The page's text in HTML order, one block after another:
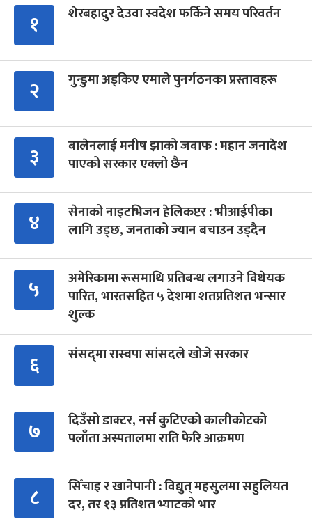
१ शेरबहादुर देउवा स्वदेश फर्किने समय परिवर्तन
२ गुन्डुमा अड्किए एमाले पुनर्गठनका प्रस्तावहरू
३
बालेनलाई मनीष झाको जवाफ : महान जनादेश
पाएको सरकार एक्लो छैन
४
सेनाको नाइटभिजन हेलिकप्टर : भीआईपीका
लागि उड्छ, जनताको ज्यान बचाउन उड्दैन
५
अमेरिकामा रूसमाथि प्रतिबन्ध लगाउने विधेयक
पारित, भारतसहित ५ देशमा शतप्रतिशत भन्सार
शुल्क
६ संसद्‍मा रास्वपा सांसदले खोजे सरकार
७
दिउँसो डाक्टर, नर्स कुटिएको कालीकोटको
पलाँता अस्पतालमा राति फेरि आक्रमण
८
सिँचाइ र खानेपानी : विद्युत् महसुलमा सहुलियत
दर, तर १३ प्रतिशत भ्याटको भार